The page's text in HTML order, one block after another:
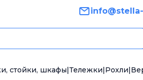
стойки, шкафы|Тележки|Рохли|